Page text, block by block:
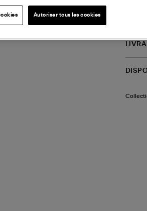
Autoriser tous les cookies